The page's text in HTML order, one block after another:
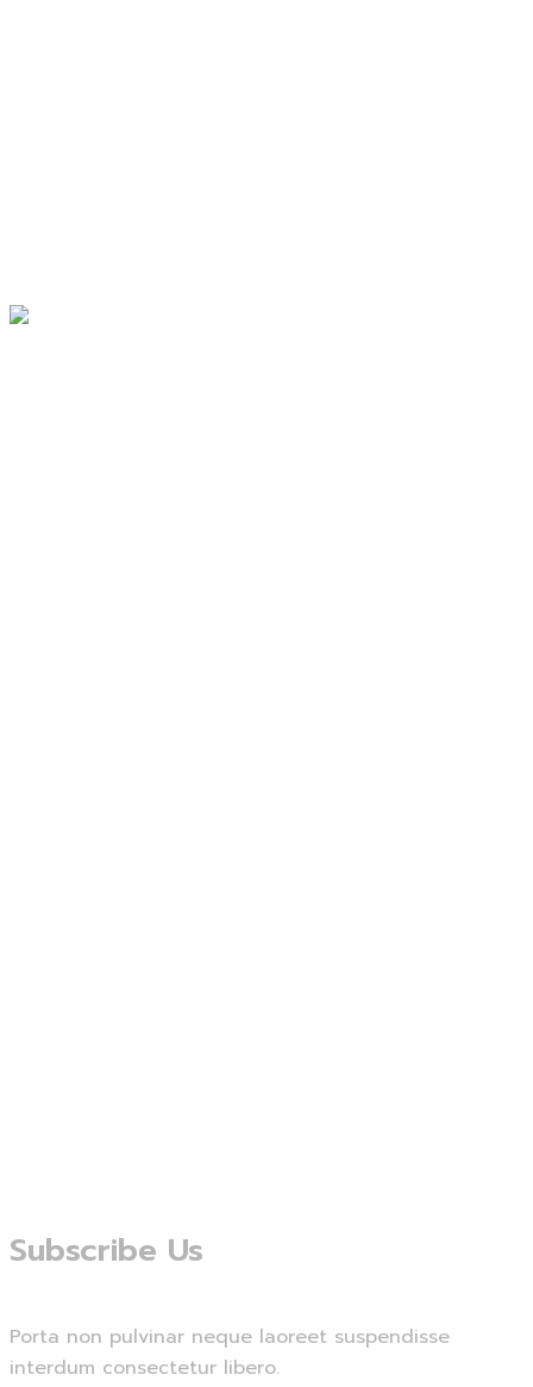
Subscribe Us
Porta non pulvinar neque laoreet suspendisse
interdum consectetur libero.